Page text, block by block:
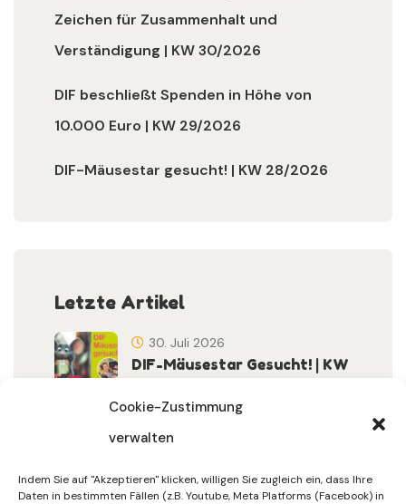
Cookie-Zustimmung
verwalten
Indem Sie auf "Akzeptieren" klicken, willigen Sie zugleich ein, dass Ihre
Daten in bestimmten Fällen (z.B. Youtube, Meta Platforms (Facebook) in
Zeichen für Zusammenhalt und
Verständigung | KW 30/2026
DIF beschließt Spenden in Höhe von
10.000 Euro | KW 29/2026
DIF-Mäusestar gesucht! | KW 28/2026
Letzte Artikel
DIF-Mäusestar Gesucht! | KW
30. Juli 2026
Sommerferien | KW 31/…
30. Juli 2026